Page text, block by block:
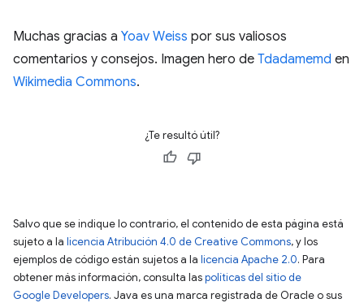
Muchas gracias a Yoav Weiss por sus valiosos
comentarios y consejos. Imagen hero de Tdadamemd en
Wikimedia Commons.
¿Te resultó útil?
Salvo que se indique lo contrario, el contenido de esta página está
sujeto a la licencia Atribución 4.0 de Creative Commons, y los
ejemplos de código están sujetos a la licencia Apache 2.0. Para
obtener más información, consulta laspolíticas del sitio de
Google Developers. Java es una marca registrada de Oracle o sus